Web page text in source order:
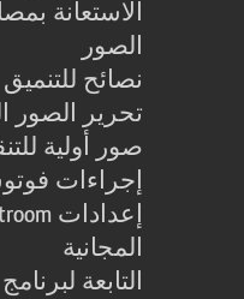
الاستعانة
الصور
نصائح للتنميق
تحرير الصور
صور أولية
إجراءات
المجانية
التابعة لبرنامج